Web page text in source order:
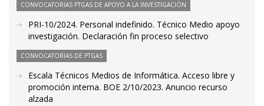
CONVOCATORIAS PTGAS DE APOYO A LA INVESTIGACIÓN
PRI-10/2024. Personal indefinido. Técnico Medio apoyo
investigación. Declaración fin proceso selectivo
CONVOCATORIAS DE PTGAS
Escala Técnicos Medios de Informática. Acceso libre y
promoción interna. BOE 2/10/2023. Anuncio recurso
alzada